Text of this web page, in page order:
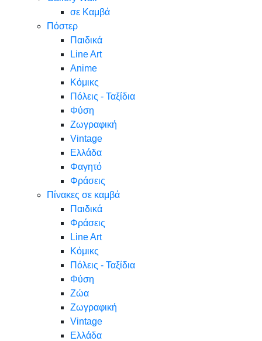
σε Καμβά
Πόστερ
Παιδικά
Line Art
Anime
Κόμικς
Πόλεις - Ταξίδια
Φύση
Ζωγραφική
Vintage
Ελλάδα
Φαγητό
Φράσεις
Πίνακες σε καμβά
Παιδικά
Φράσεις
Line Art
Κόμικς
Πόλεις - Ταξίδια
Φύση
Ζώα
Ζωγραφική
Vintage
Ελλάδα